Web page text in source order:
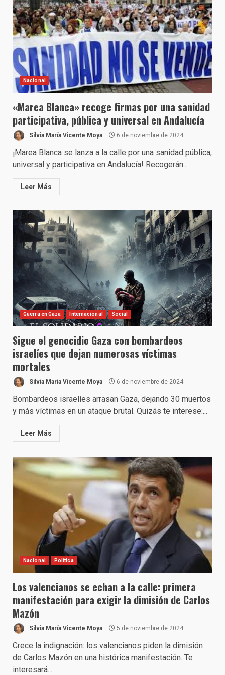
Nacional
«Marea Blanca» recoge firmas por una sanidad
participativa, pública y universal en Andalucía
Silvia María Vicente Moya 6 de noviembre de 2024
¡Marea Blanca se lanza a la calle por una sanidad pública,
universal y participativa en Andalucía! Recogerán...
Leer Más
Guerra en Gaza Internacional Social
Sigue el genocidio Gaza con bombardeos
israelíes que dejan numerosas víctimas
mortales
Silvia María Vicente Moya 6 de noviembre de 2024
Bombardeos israelíes arrasan Gaza, dejando 30 muertos
y más víctimas en un ataque brutal. Quizás te interese:...
Leer Más
Nacional Política
Los valencianos se echan a la calle: primera
manifestación para exigir la dimisión de Carlos
Mazón
Silvia María Vicente Moya 5 de noviembre de 2024
Crece la indignación: los valencianos piden la dimisión
de Carlos Mazón en una histórica manifestación. Te
interesará...